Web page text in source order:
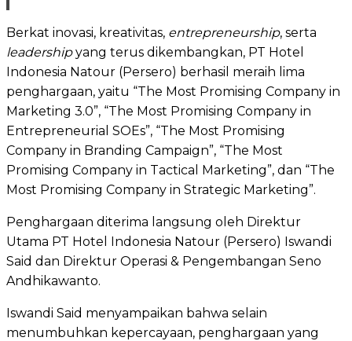
Berkat inovasi, kreativitas, entrepreneurship, serta
leadershipyang terus dikembangkan, PT Hotel
Indonesia Natour (Persero) berhasil meraih lima
penghargaan, yaitu “The Most Promising Company in
Marketing 3.0”, “The Most Promising Company in
Entrepreneurial SOEs”, “The Most Promising
Company in Branding Campaign”, “The Most
Promising Company in Tactical Marketing”, dan “The
Most Promising Company in Strategic Marketing”.
Penghargaan diterima langsung oleh Direktur
Utama PT Hotel Indonesia Natour (Persero) Iswandi
Said dan Direktur Operasi & Pengembangan Seno
Andhikawanto.
Iswandi Said menyampaikan bahwa selain
menumbuhkan kepercayaan, penghargaan yang